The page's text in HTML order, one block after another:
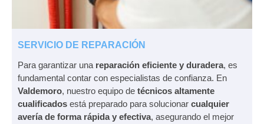
SERVICIO DE REPARACIÓN
Para garantizar una reparación eficiente y duradera, es
fundamental contar con especialistas de confianza. En
Valdemoro, nuestro equipo de técnicos altamente
cualificados está preparado para solucionar cualquier
avería de forma rápida y efectiva, asegurando el mejor